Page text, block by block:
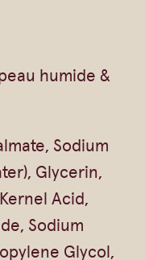
humide &
Sodium
Glycerin,
Acid,
Sodium
Glycol,